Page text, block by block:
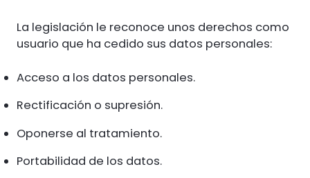
La legislación le reconoce unos derechos como
usuario que ha cedido sus datos personales:
Acceso a los datos personales.
Rectificación o supresión.
Oponerse al tratamiento.
Portabilidad de los datos.